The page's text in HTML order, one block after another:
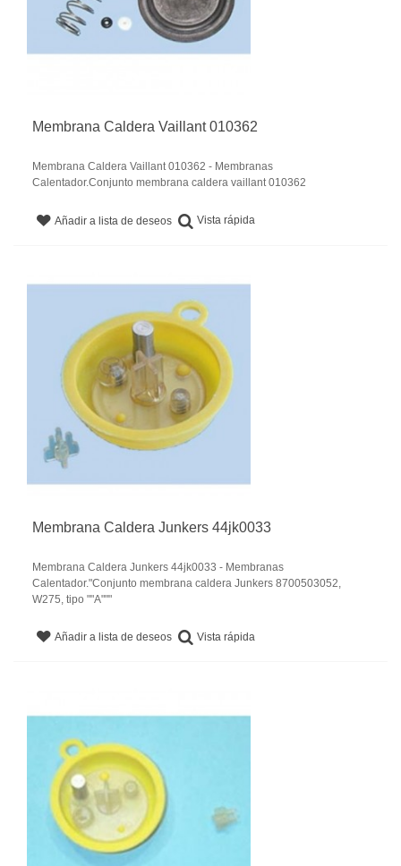
Membrana Caldera Vaillant 010362
Membrana Caldera Vaillant 010362 - Membranas
Calentador.Conjunto membrana caldera vaillant 010362
Añadir a lista de deseos Vista rápida
Membrana Caldera Junkers 44jk0033
Membrana Caldera Junkers 44jk0033 - Membranas
Calentador."Conjunto membrana caldera Junkers 8700503052,
W275, tipo ""A"""
Añadir a lista de deseos Vista rápida